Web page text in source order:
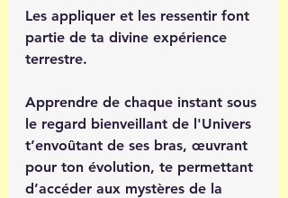
Les appliquer et les ressentir font
partie de ta divine expérience
terrestre.
Apprendre de chaque instant sous
le regard bienveillant de l'Univers
t’envoûtant de ses bras, œuvrant
pour ton évolution, te permettant
d’accéder aux mystères de la